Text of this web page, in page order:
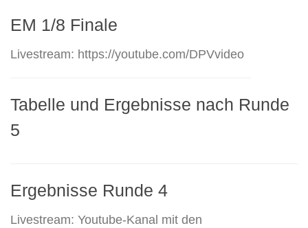
EM 1/8 Finale
Livestream: https://youtube.com/DPVvideo
Tabelle und Ergebnisse nach Runde
5
Ergebnisse Runde 4
Livestream: Youtube-Kanal mit den